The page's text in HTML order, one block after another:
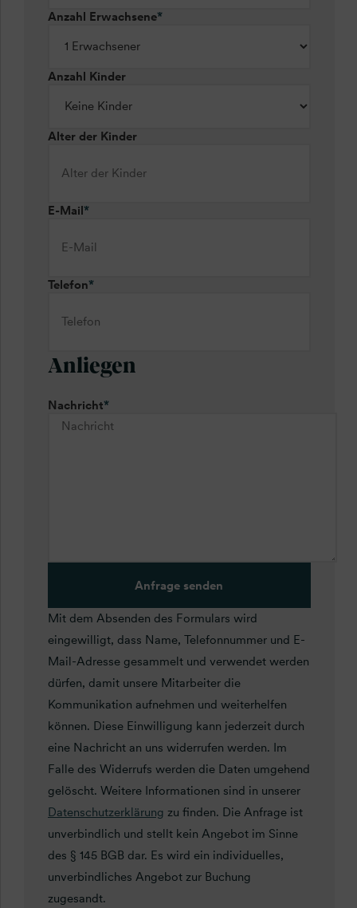
Anzahl Erwachsene*
Anzahl Kinder
Alter der Kinder
E-Mail*
Telefon*
Anliegen
Nachricht*
Anfrage senden
Mit dem Absenden des Formulars wird
eingewilligt, dass Name, Telefonnummer und E-
Mail-Adresse gesammelt und verwendet werden
dürfen, damit unsere Mitarbeiter die
Kommunikation aufnehmen und weiterhelfen
können. Diese Einwilligung kann jederzeit durch
eine Nachricht an uns widerrufen werden. Im
Falle des Widerrufs werden die Daten umgehend
gelöscht. Weitere Informationen sind in unserer
Datenschutzerklärung zu finden. Die Anfrage ist
unverbindlich und stellt kein Angebot im Sinne
des § 145 BGB dar. Es wird ein individuelles,
unverbindliches Angebot zur Buchung
zugesandt.